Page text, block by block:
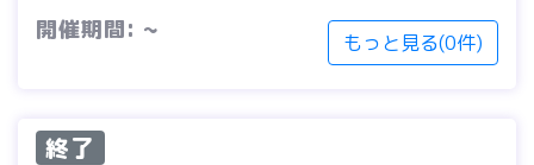
開催期間: ~ もっと見る(0件)
終了